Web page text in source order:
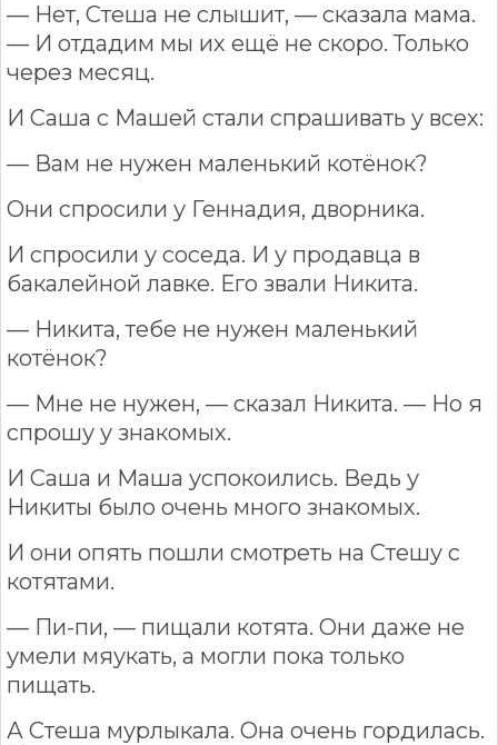
— Нет, Стеша не слышит, — сказала мама.
— И отдадим мы их ещё не скоро. Только
через месяц.
И Саша с Машей стали спрашивать у всех:
— Вам не нужен маленький котёнок?
Они спросили у Геннадия, дворника.
И спросили у соседа. И у продавца в
бакалейной лавке. Его звали Никита.
— Никита, тебе не нужен маленький
котёнок?
— Мне не нужен, — сказал Никита. — Но я
спрошу у знакомых.
И Саша и Маша успокоились. Ведь у
Никиты было очень много знакомых.
И они опять пошли смотреть на Стешу с
котятами.
— Пи-пи, — пищали котята. Они даже не
умели мяукать, а могли пока только
пищать.
А Стеша мурлыкала. Она очень гордилась.